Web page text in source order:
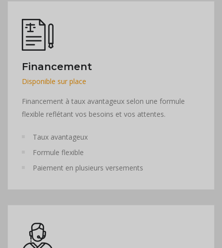
Financement
Disponible sur place
Financement à taux avantageux selon une formule
flexible reflétant vos besoins et vos attentes.
Taux avantageux
Formule flexible
Paiement en plusieurs versements